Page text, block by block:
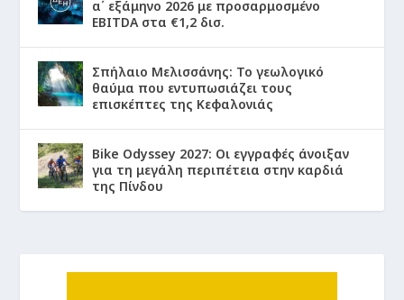
α΄ εξάμηνο 2026 με προσαρμοσμένο
EBITDA στα €1,2 δισ.
Σπήλαιο Μελισσάνης: Το γεωλογικό
θαύμα που εντυπωσιάζει τους
επισκέπτες της Κεφαλονιάς
Bike Odyssey 2027: Οι εγγραφές άνοιξαν
για τη μεγάλη περιπέτεια στην καρδιά
της Πίνδου